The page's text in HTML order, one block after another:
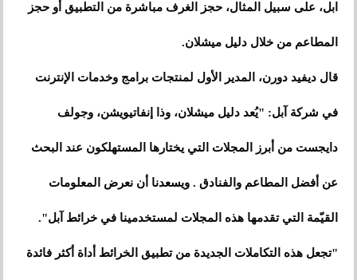
ابل، على سبيل المثال، حجز الغرف مباشرة من التطبيق أو حجز
المطاعم من خلال دليل ميشلان.
قال ديفيد دورن، المدير الأول لمنتجات برامج وخدمات الإنترنت
في شركة آبل: "يُعد دليل ميشلان، وذا إنفاتيويشن، وجولف
دايجست من أبرز المجلات التي يختارها المستهلكون عند البحث
عن أفضل المطاعم والفنادق . ويسعدنا أن نعرض المعلومات
القيّمة التي تقدمها هذه المجلات لمستخدمينا في خرائط آبل".
"تجعل هذه التكاملات الجديدة من تطبيق الخرائط أداة أكثر فائدة